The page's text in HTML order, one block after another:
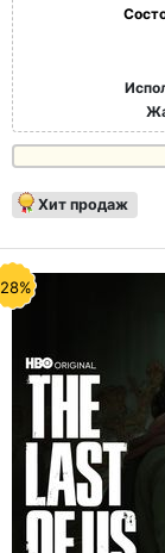
Хит продаж